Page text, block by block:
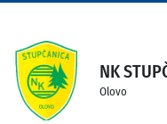
NK
Olovo